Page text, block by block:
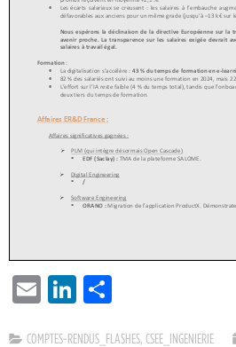
EMAIL LINKEDIN
COMPTES-RENDUS_FLASHES CSEE_INGENIERIE